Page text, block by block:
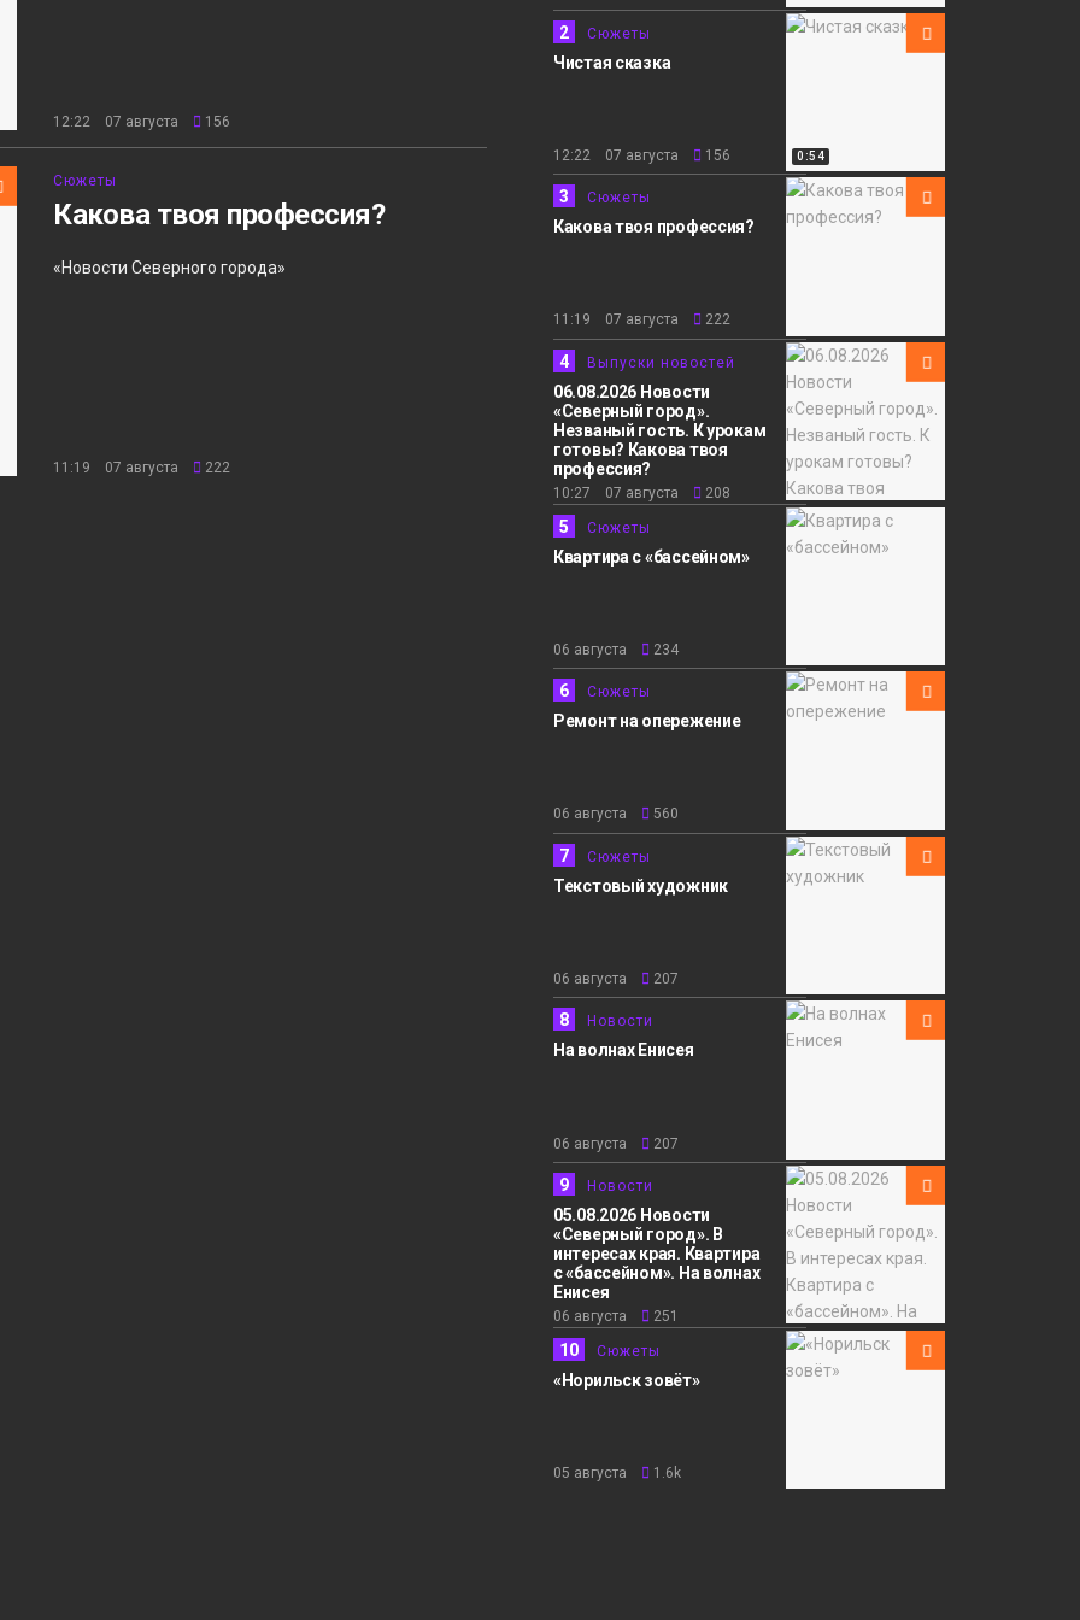
12:22 07 августа 156
Сюжеты
Какова твоя профессия?
«Новости Северного города»
11:19 07 августа 222
0:54
2 Сюжеты
Чистая сказка
12:22 07 августа 156
3 Сюжеты
Какова твоя профессия?
11:19 07 августа 222
4 Выпуски новостей
06.08.2026 Новости
«Северный город».
Незваный гость. К урокам
готовы? Какова твоя
профессия?
10:27 07 августа 208
5 Сюжеты
Квартира с «бассейном»
06 августа 234
6 Сюжеты
Ремонт на опережение
06 августа 560
7 Сюжеты
Текстовый художник
06 августа 207
8 Новости
На волнах Енисея
06 августа 207
9 Новости
05.08.2026 Новости
«Северный город». В
интересах края. Квартира
с «бассейном». На волнах
Енисея
06 августа 251
10 Сюжеты
«Норильск зовёт»
05 августа 1.6k